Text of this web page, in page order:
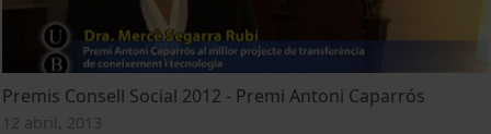
Premis Consell Social 2012 - Premi Antoni Caparrós
12 abril, 2013